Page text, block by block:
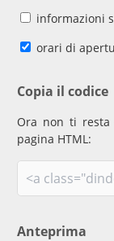
informazioni
orari di
Copia il codice
Ora non ti resta
pagina HTML:
Anteprima